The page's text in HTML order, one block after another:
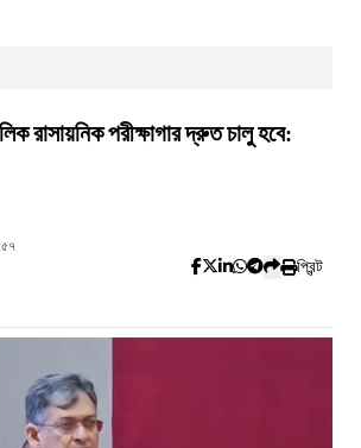
রাসায়নিক পরীক্ষাগার দ্রুত চালু হবে:
প্রিন্ট